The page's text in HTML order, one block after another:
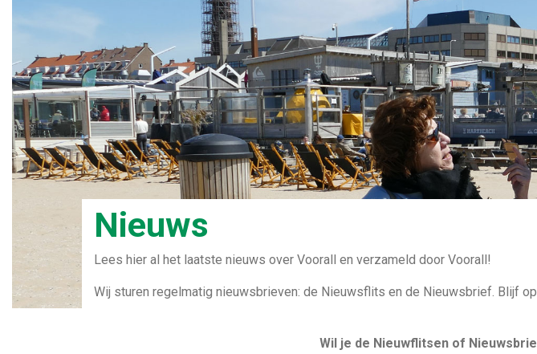
Nieuws
Lees hier al het laatste nieuws over Voorall en verzameld door Voorall!
Wij sturen regelmatig nieuwsbrieven: de Nieuwsflits en de Nieuwsbrief. Blijf
Wil je de Nieuwflitsen of